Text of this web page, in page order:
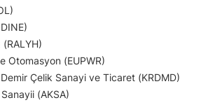
(RALYH)
Otomasyon (EUPWR)
Çelik Sanayi ve Ticaret (KRDMD)
(AKSA)